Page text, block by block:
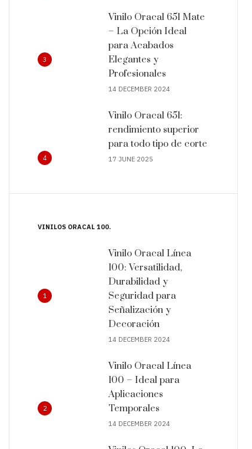
3
Vinilo Oracal 651 Mate
– La Opción Ideal
para Acabados
Elegantes y
Profesionales
14 DECEMBER 2024
4
Vinilo Oracal 651:
rendimiento superior
para todo tipo de corte
17 JUNE 2025
VINILOS ORACAL 100
1
Vinilo Oracal Línea
100: Versatilidad,
Durabilidad y
Seguridad para
Señalización y
Decoración
14 DECEMBER 2024
2
Vinilo Oracal Línea
100 – Ideal para
Aplicaciones
Temporales
14 DECEMBER 2024